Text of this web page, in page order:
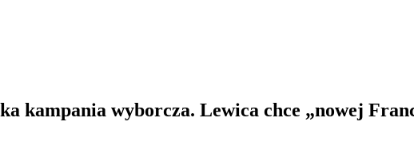
kampania wyborcza. Lewica chce „nowej